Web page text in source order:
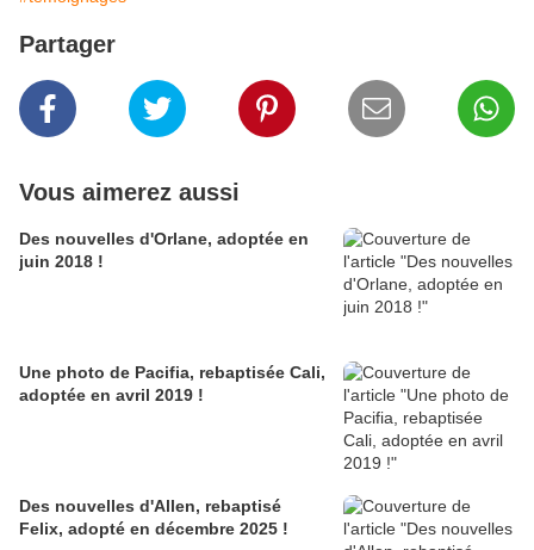
Partager
Vous aimerez aussi
Des nouvelles d'Orlane, adoptée en
juin 2018 !
Une photo de Pacifia, rebaptisée Cali,
adoptée en avril 2019 !
Des nouvelles d'Allen, rebaptisé
Felix, adopté en décembre 2025 !